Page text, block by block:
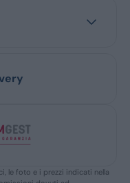
le foto e i prezzi indicati nella